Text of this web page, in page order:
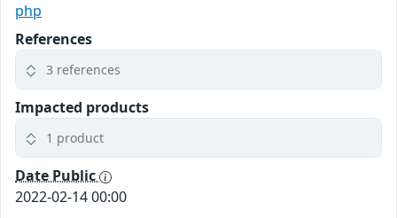
php
References
3 references
Impacted products
1 product
Date Public
2022-02-14 00:00